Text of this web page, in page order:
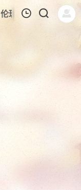
伦理片 今日更新
110